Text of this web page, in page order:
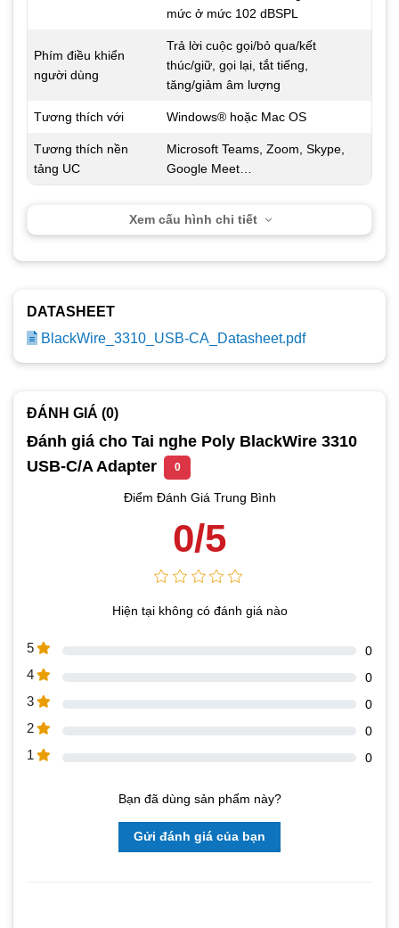
mức ở mức 102 dBSPL
Phím điều khiển
người dùng
Trả lời cuộc gọi/bỏ qua/kết
thúc/giữ, gọi lại, tắt tiếng,
tăng/giảm âm lượng
Tương thích với Windows® hoặc Mac OS
Tương thích nền
tảng UC
Microsoft Teams, Zoom, Skype,
Google Meet…
Xem cấu hình chi tiết
DATASHEET
BlackWire_3310_USB-CA_Datasheet.pdf
ĐÁNH GIÁ (0)
Đánh giá cho Tai nghe Poly BlackWire 3310
USB-C/A Adapter
0
Điểm Đánh Giá Trung Bình
0/5
Hiện tại không có đánh giá nào
5 0
4 0
3 0
2 0
1 0
Bạn đã dùng sản phẩm này?
Gửi đánh giá của bạn